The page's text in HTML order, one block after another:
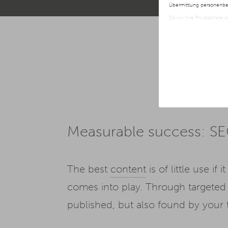
Übermittlung
Da wir Ihre Privatsphäre
jederzeit später
Measurable success:
The best content is of little use if
comes into play. Through
published, but also found by your